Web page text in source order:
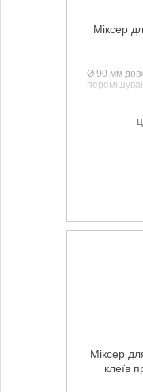
Міксер
Ø 90 мм
Міксер
клеїв